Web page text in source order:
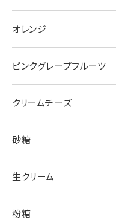
オレンジ
ピンクグレープフルーツ
クリームチーズ
砂糖
生クリーム
粉糖